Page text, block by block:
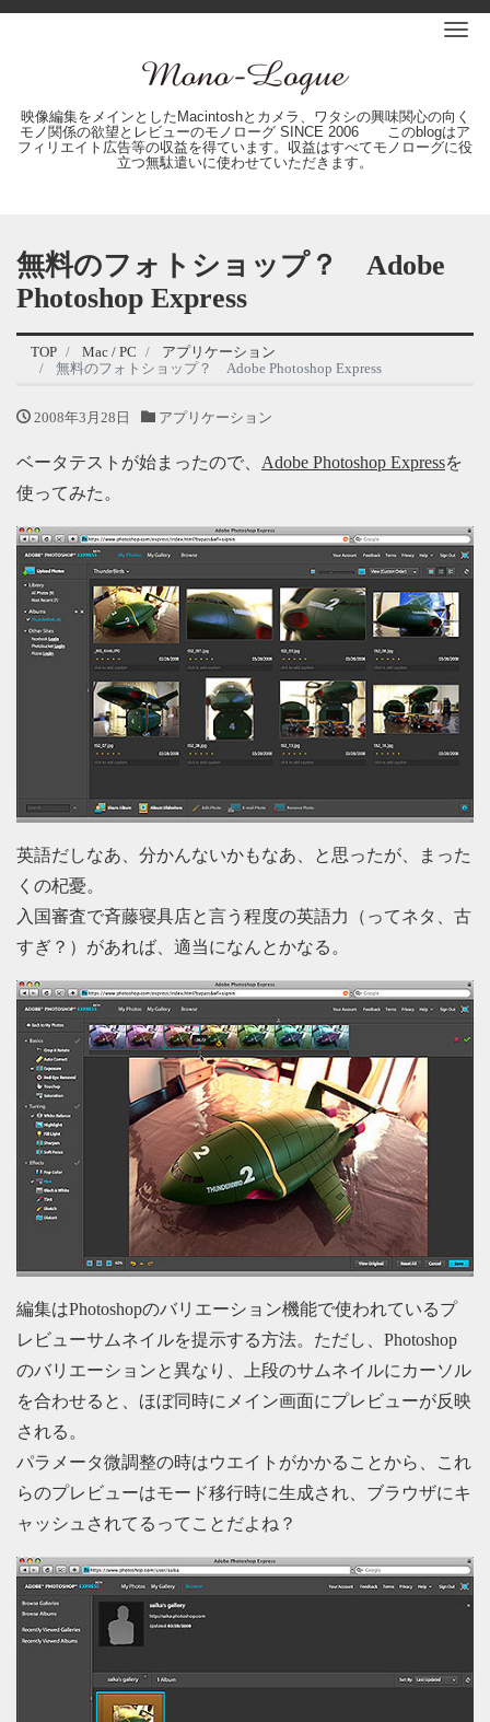
映像編集をメインとしたMacintoshとカメラ、ワタシの興味関心の向く
モノ関係の欲望とレビューのモノローグ SINCE 2006 このblogはア
フィリエイト広告等の収益を得ています。収益はすべてモノローグに役
立つ無駄遣いに使わせていただきます。
無料のフォトショップ？ Adobe
Photoshop Express
TOP Mac / PC
アプリケーション
無料のフォトショップ？ Adobe Photoshop Express
2008年3月28日 アプリケーション
ベータテストが始まったので、 Adobe Photoshop Expressを
使ってみた。
英語だしなあ、分かんないかもなあ、と思ったが、まった
くの杞憂。
入国審査で斉藤寝具店と言う程度の英語力（ってネタ、古
すぎ？）があれば、適当になんとかなる。
編集はPhotoshopのバリエーション機能で使われているプ
レビューサムネイルを提示する方法。ただし、Photoshop
のバリエーションと異なり、上段のサムネイルにカーソル
を合わせると、ほぼ同時にメイン画面にプレビューが反映
される。
パラメータ微調整の時はウエイトがかかることから、これ
らのプレビューはモード移行時に生成され、ブラウザにキ
ャッシュされてるってことだよね？